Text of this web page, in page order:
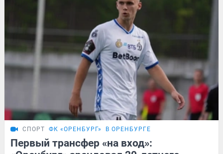
СПОРТ ФК «ОРЕНБУРГ» В ОРЕНБУРГЕ
Первый трансфер «на вход»: